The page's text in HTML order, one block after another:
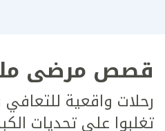
قصص مرضى
رحلات واقعية
تغلبوا على تحديات